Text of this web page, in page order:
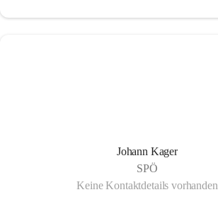
Johann Kager
SPÖ
Keine Kontaktdetails vorhanden